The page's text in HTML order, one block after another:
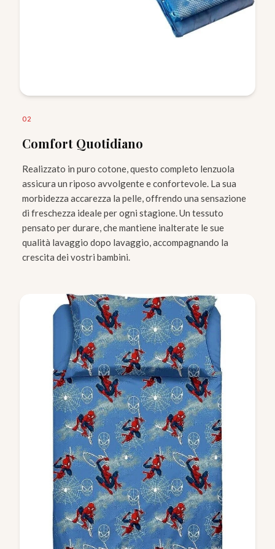
02
Comfort Quotidiano
Realizzato in puro cotone, questo completo lenzuola
assicura un riposo avvolgente e confortevole. La sua
morbidezza accarezza la pelle, offrendo una sensazione
di freschezza ideale per ogni stagione. Un tessuto
pensato per durare, che mantiene inalterate le sue
qualità lavaggio dopo lavaggio, accompagnando la
crescita dei vostri bambini.